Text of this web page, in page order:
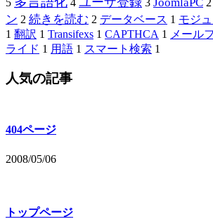
ン 2 続きを読む 2 データベース 1 モジ
1 翻訳 1 Transifexs 1 CAPTHCA 1 メール
ライド 1 用語 1 スマート検索 1
人気の記事
404ページ
2008/05/06
トップページ